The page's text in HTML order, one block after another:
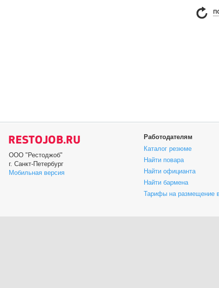
ООО "Рестоджоб"
г. Санкт-Петербург
Мобильная версия
Работодателям
Каталог резюме
Найти повара
Найти официанта
Найти бармена
Тарифы на размещение